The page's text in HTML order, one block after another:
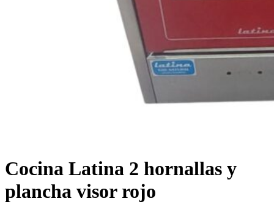
Cocina Latina 2 hornallas y
plancha visor rojo